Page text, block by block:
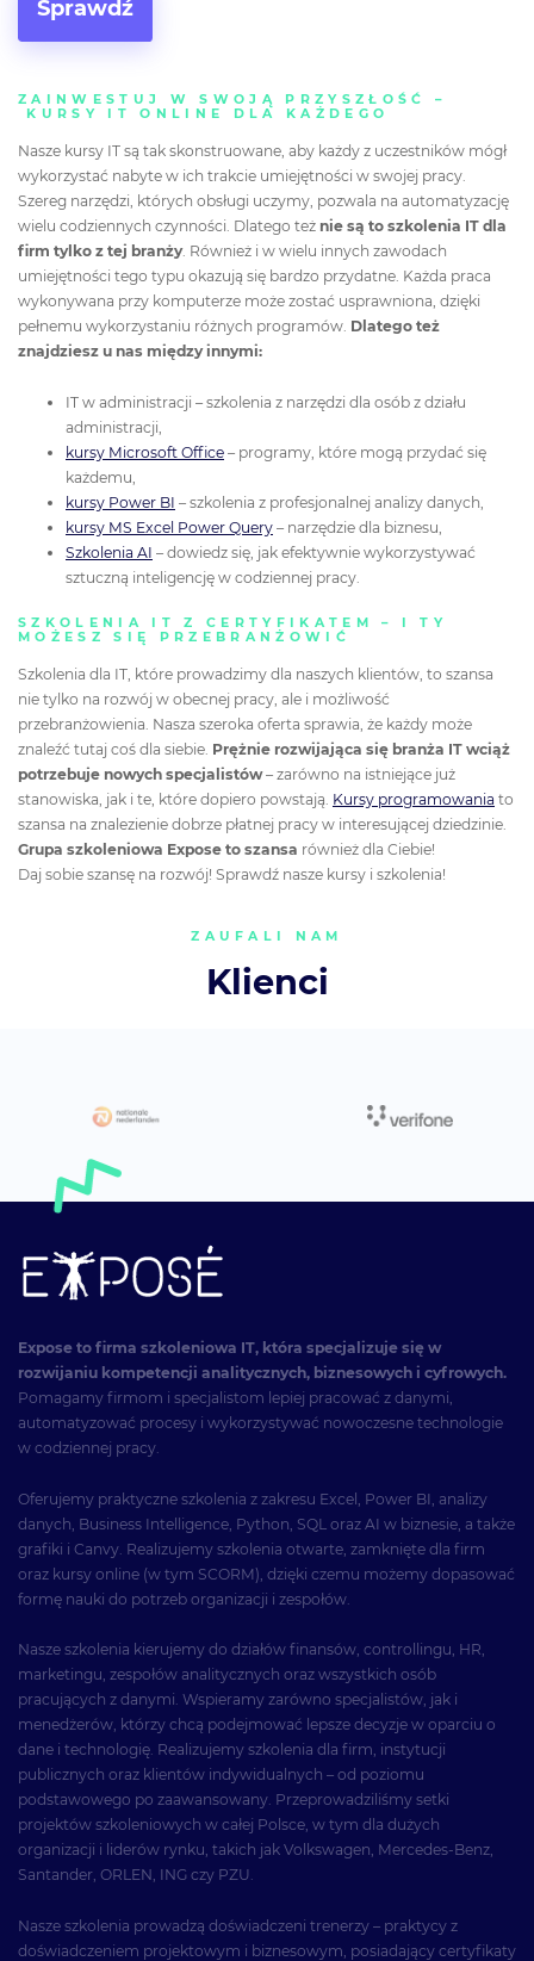
Sprawdź
ZAINWESTUJ W SWOJĄ PRZYSZŁOŚĆ –
KURSY IT ONLINE DLA KAŻDEGO
Nasze kursy IT są tak skonstruowane, aby każdy z uczestników mógł
wykorzystać nabyte w ich trakcie umiejętności w swojej pracy.
Szereg narzędzi, których obsługi uczymy, pozwala na automatyzację
wielu codziennych czynności. Dlatego też nie są to szkolenia IT dla
firm tylko z tej branży. Również i w wielu innych zawodach
umiejętności tego typu okazują się bardzo przydatne. Każda praca
wykonywana przy komputerze może zostać usprawniona, dzięki
pełnemu wykorzystaniu różnych programów. Dlatego też
znajdziesz u nas między innymi:
IT w administracji – szkolenia z narzędzi dla osób z działu
administracji,
kursy Microsoft Office – programy, które mogą przydać się
każdemu,
kursy Power BI – szkolenia z profesjonalnej analizy danych,
kursy MS Excel Power Query – narzędzie dla biznesu,
Szkolenia AI – dowiedz się, jak efektywnie wykorzystywać
sztuczną inteligencję w codziennej pracy.
SZKOLENIA IT Z CERTYFIKATEM – I TY
MOŻESZ SIĘ PRZEBRANŻOWIĆ
Szkolenia dla IT, które prowadzimy dla naszych klientów, to szansa
nie tylko na rozwój w obecnej pracy, ale i możliwość
przebranżowienia. Nasza szeroka oferta sprawia, że każdy może
znaleźć tutaj coś dla siebie. Prężnie rozwijająca się branża IT wciąż
potrzebuje nowych specjalistów– zarówno na istniejące już
stanowiska, jak i te, które dopiero powstają. Kursy programowania to
szansa na znalezienie dobrze płatnej pracy w interesującej dziedzinie.
Grupa szkoleniowa Expose to szansa również dla Ciebie!
Daj sobie szansę na rozwój! Sprawdź nasze kursy i szkolenia!
ZAUFALI NAM
Klienci
Expose to firma szkoleniowa IT, która specjalizuje się w
rozwijaniu kompetencji analitycznych, biznesowych i cyfrowych.
Pomagamy firmom i specjalistom lepiej pracować z danymi,
automatyzować procesy i wykorzystywać nowoczesne technologie
w codziennej pracy.
Oferujemy praktyczne szkolenia z zakresu Excel, Power BI, analizy
danych, Business Intelligence, Python, SQL oraz AI w biznesie, a także
grafiki i Canvy. Realizujemy szkolenia otwarte, zamknięte dla firm
oraz kursy online (w tym SCORM), dzięki czemu możemy dopasować
formę nauki do potrzeb organizacji i zespołów.
Nasze szkolenia kierujemy do działów finansów, controllingu, HR,
marketingu, zespołów analitycznych oraz wszystkich osób
pracujących z danymi. Wspieramy zarówno specjalistów, jak i
menedżerów, którzy chcą podejmować lepsze decyzje w oparciu o
dane i technologię. Realizujemy szkolenia dla firm, instytucji
publicznych oraz klientów indywidualnych – od poziomu
podstawowego po zaawansowany. Przeprowadziliśmy setki
projektów szkoleniowych w całej Polsce, w tym dla dużych
organizacji i liderów rynku, takich jak Volkswagen, Mercedes-Benz,
Santander, ORLEN, ING czy PZU.
Nasze szkolenia prowadzą doświadczeni trenerzy – praktycy z
doświadczeniem projektowym i biznesowym, posiadający certyfikaty